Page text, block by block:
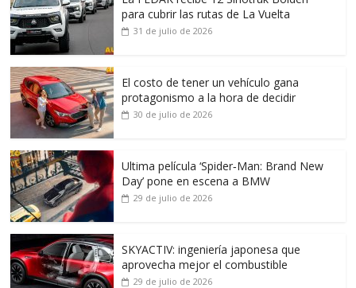
para cubrir las rutas de La Vuelta
31 de julio de 2026
El costo de tener un vehículo gana
protagonismo a la hora de decidir
30 de julio de 2026
Ultima película ‘Spider‑Man: Brand New
Day’ pone en escena a BMW
29 de julio de 2026
SKYACTIV: ingeniería japonesa que
aprovecha mejor el combustible
29 de julio de 2026